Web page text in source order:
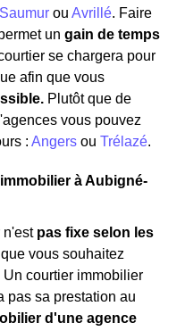
Saumur ou Avrillé. Faire
un gain de temps
se chargera pour
afin que vous
Plutôt que de
vous pouvez
: Angers ou Trélazé.
à Aubigné-
n'est pas fixe selon les
vous souhaitez
Un courtier immobilier
pas sa prestation au
d'une agence